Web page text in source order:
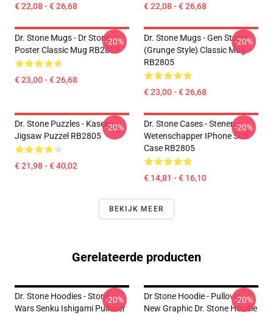
€ 22,08 - € 26,68 € 22,08 - € 26,68
Dr. Stone Mugs - Dr Stone
Poster Classic Mug RB2805
€ 23,00 - € 26,68
-20%
Dr. Stone Mugs - Gen Stone
(Grunge Style) Classic Mug
RB2805
€ 23,00 - € 26,68
-20%
Dr. Stone Puzzles - Kaseki
Jigsaw Puzzel RB2805
€ 21,98 - € 40,02
-20%
Dr. Stone Cases - Stenen
Wetenschapper IPhone Soft
Case RB2805
€ 14,81 - € 16,10
-20%
BEKIJK MEER
Gerelateerde producten
Dr. Stone Hoodies - Stone
Wars Senku Ishigami Pullover
-20%
Dr Stone Hoodie - Pullover
New Graphic Dr. Stone Hoodie
-20%